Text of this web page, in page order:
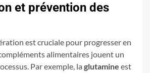
et prévention des
est cruciale pour progresser en
alimentaires jouent un
Par exemple, la glutamine est